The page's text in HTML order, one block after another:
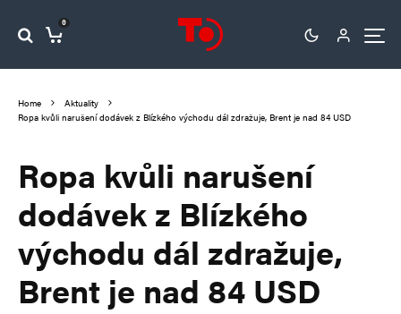
0
Home
Aktuality
Ropa kvůli narušení dodávek z Blízkého východu dál zdražuje, Brent je nad 84 USD
Ropa kvůli narušení
dodávek z Blízkého
východu dál zdražuje,
Brent je nad 84 USD